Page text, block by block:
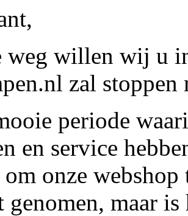
weg willen wij u
zal stoppen
periode
en service
onze
maar